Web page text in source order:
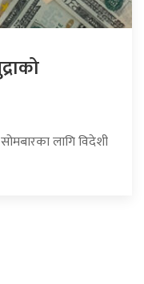
लागि विदेशी